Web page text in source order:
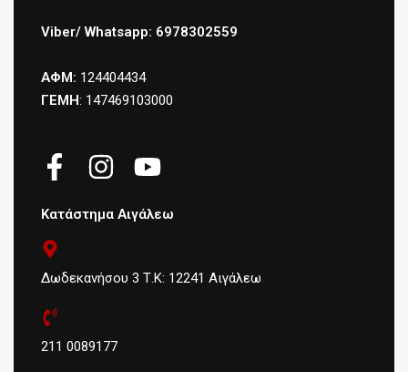
Viber/ Whatsapp: 6978302559
ΑΦΜ: 124404434
ΓΕΜΗ: 147469103000
Κατάστημα Αιγάλεω
Δωδεκανήσου 3 Τ.Κ: 12241 Αιγάλεω
211 0089177